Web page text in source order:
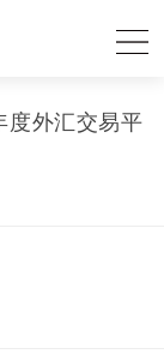
度外汇交易平